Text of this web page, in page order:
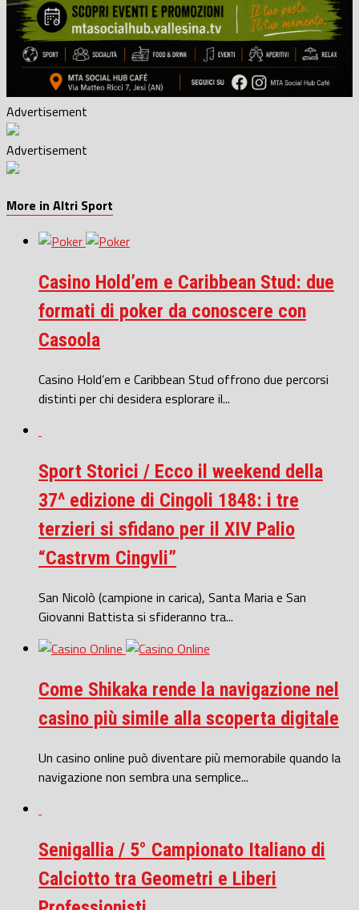
Advertisement
Advertisement
More in Altri Sport
Casino Hold’em e Caribbean Stud: due
formati di poker da conoscere con
Casoola
Casino Hold’em e Caribbean Stud offrono due percorsi
distinti per chi desidera esplorare il...
Sport Storici / Ecco il weekend della
37^ edizione di Cingoli 1848: i tre
terzieri si sfidano per il XIV Palio
“Castrvm Cingvli”
San Nicolò (campione in carica), Santa Maria e San
Giovanni Battista si sfideranno tra...
Come Shikaka rende la navigazione nel
casino più simile alla scoperta digitale
Un casino online può diventare più memorabile quando la
navigazione non sembra una semplice...
Senigallia / 5° Campionato Italiano di
Calciotto tra Geometri e Liberi